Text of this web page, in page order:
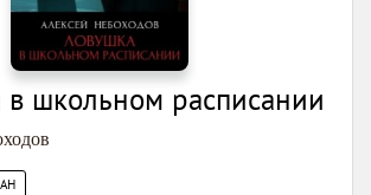
школьном расписании